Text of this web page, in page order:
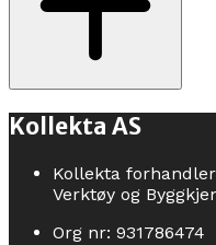
Kollekta AS
Kollekta
Verktøy og
Org nr: 931786474